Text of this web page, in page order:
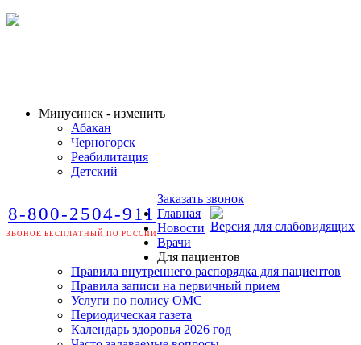
Минусинск - изменить
Абакан
Черногорск
Реабилитация
Детский
8-800-2504-911
ЗВОНОК БЕСПЛАТНЫЙ ПО РОССИИ
Заказать звонок
Версия для слабовидящих
Главная
Новости
Врачи
Для пациентов
Правила внутреннего распорядка для пациентов
Правила записи на первичный прием
Услуги по полису ОМС
Периодическая газета
Календарь здоровья 2026 год